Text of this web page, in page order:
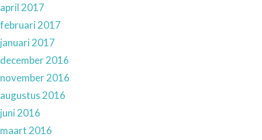
april 2017
februari 2017
januari 2017
december 2016
november 2016
augustus 2016
juni 2016
maart 2016